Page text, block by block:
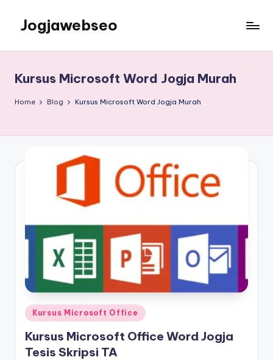
Jogjawebseo
Kursus Microsoft Word Jogja Murah
Home Blog Kursus Microsoft Word Jogja Murah
Kursus Microsoft Office
Kursus Microsoft Office Word Jogja
Tesis Skripsi TA